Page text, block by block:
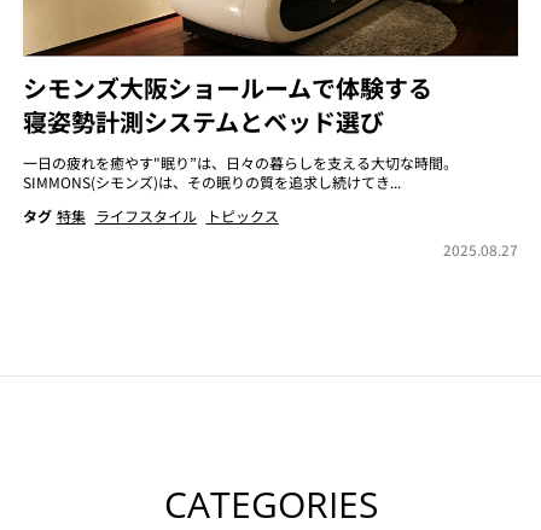
シモンズ大阪ショールームで体験する
寝姿勢計測システムとベッド選び
一日の疲れを癒やす"眠り”は、日々の暮らしを支える大切な時間。
SIMMONS(シモンズ)は、その眠りの質を追求し続けてき...
タグ 特集 ライフスタイル
トピックス
2025.08.27
CATEGORIES